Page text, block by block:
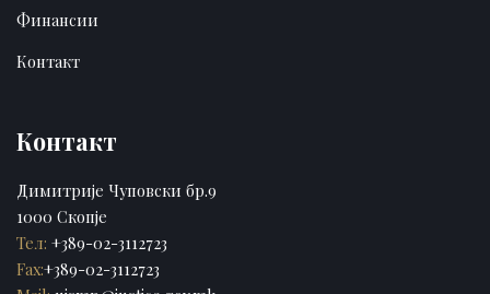
Финансии
Контакт
Контакт
Димитрије Чуповски бр.9
1000 Скопје
Тел: +389-02-3112723
Fax:+389-02-3112723